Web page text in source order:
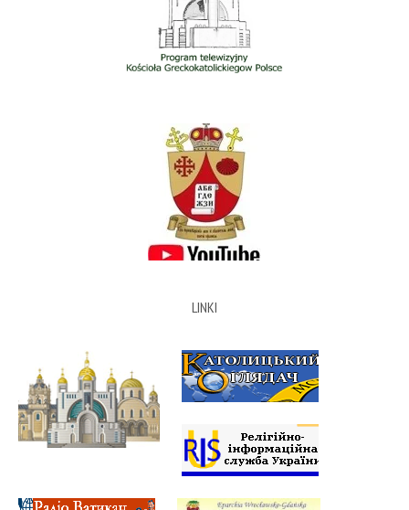
LINKI